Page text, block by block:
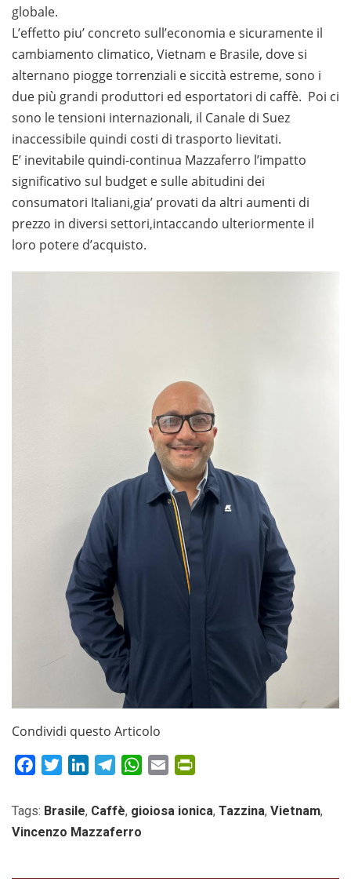
globale.
L’effetto piu’ concreto sull’economia e sicuramente il
cambiamento climatico, Vietnam e Brasile, dove si
alternano piogge torrenziali e siccità estreme, sono i
due più grandi produttori ed esportatori di caffè. Poi ci
sono le tensioni internazionali, il Canale di Suez
inaccessibile quindi costi di trasporto lievitati.
E’ inevitabile quindi-continua Mazzaferro l’impatto
significativo sul budget e sulle abitudini dei
consumatori Italiani,gia’ provati da altri aumenti di
prezzo in diversi settori,intaccando ulteriormente il
loro potere d’acquisto.
Condividi questo Articolo
FacebookTwitterLinkedInTelegramWhatsApp
Email
Tags: Brasile, Caffè, gioiosa ionica, Tazzina, Vietnam,
Vincenzo Mazzaferro